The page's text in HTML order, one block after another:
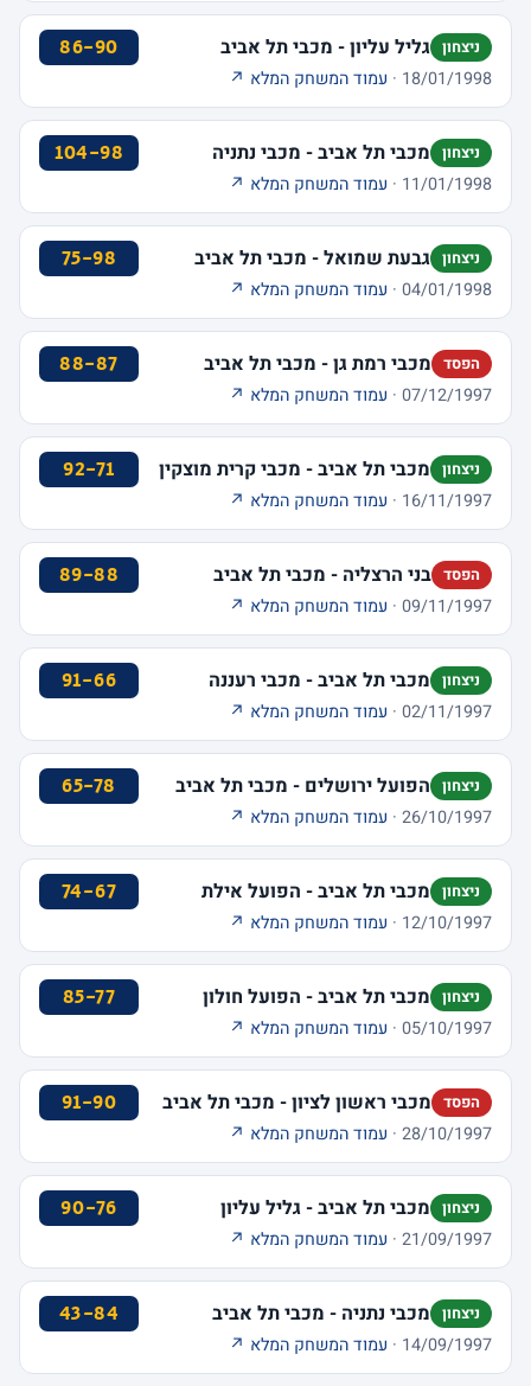
ניצחון גליל עליון - מכבי תל אביב 86-90
18/01/1998 · עמוד המשחק המלא ↗
ניצחון מכבי תל אביב - מכבי נתניה 104-98
11/01/1998 · עמוד המשחק המלא ↗
ניצחון גבעת שמואל - מכבי תל אביב 75-98
04/01/1998 · עמוד המשחק המלא ↗
הפסד מכבי רמת גן - מכבי תל אביב 88-87
07/12/1997 · עמוד המשחק המלא ↗
ניצחון מכבי תל אביב - מכבי קרית מוצקין 92-71
16/11/1997 · עמוד המשחק המלא ↗
הפסד בני הרצליה - מכבי תל אביב 89-88
09/11/1997 · עמוד המשחק המלא ↗
ניצחון מכבי תל אביב - מכבי רעננה 91-66
02/11/1997 · עמוד המשחק המלא ↗
ניצחון הפועל ירושלים - מכבי תל אביב 65-78
26/10/1997 · עמוד המשחק המלא ↗
ניצחון מכבי תל אביב - הפועל אילת 74-67
12/10/1997 · עמוד המשחק המלא ↗
ניצחון מכבי תל אביב - הפועל חולון 85-77
05/10/1997 · עמוד המשחק המלא ↗
הפסד מכבי ראשון לציון - מכבי תל אביב 91-90
28/10/1997 · עמוד המשחק המלא ↗
ניצחון מכבי תל אביב - גליל עליון 90-76
21/09/1997 · עמוד המשחק המלא ↗
ניצחון מכבי נתניה - מכבי תל אביב 43-84
14/09/1997 · עמוד המשחק המלא ↗